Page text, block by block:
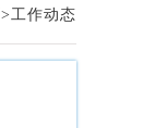
工作动态